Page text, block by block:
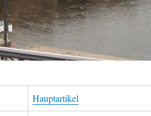
Hauptartikel